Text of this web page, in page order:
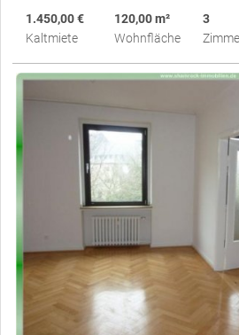
1.450,00 €
Kaltmiete
120,00 m²
Wohnfläche
3